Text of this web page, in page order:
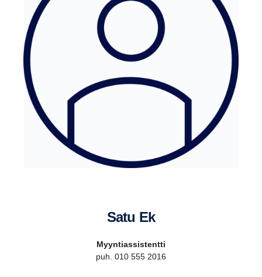
Satu Ek
Myyntiassistentti
puh. 010 555 2016